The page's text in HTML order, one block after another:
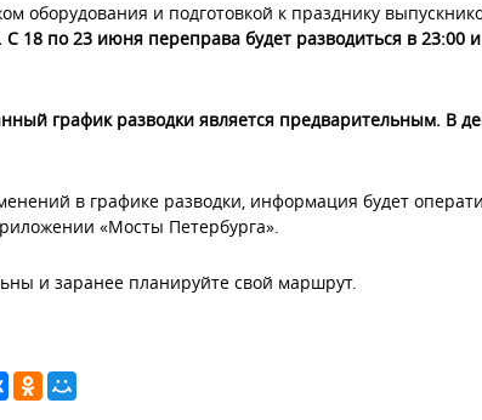
оборудования и подготовкой к празднику
С 18 по 23 июня переправа будет разводиться в 23:00
график разводки является предварительным. В
в графике разводки, информация будет
«Мосты Петербурга».
и заранее планируйте свой маршрут.